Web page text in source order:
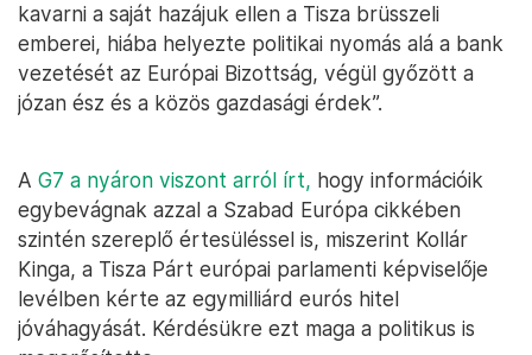
kavarni a saját hazájuk ellen a Tisza brüsszeli
emberei, hiába helyezte politikai nyomás alá a bank
vezetését az Európai Bizottság, végül győzött a
józan ész és a közös gazdasági érdek”.
A G7 a nyáron viszont arról írt, hogy információik
egybevágnak azzal a Szabad Európa cikkében
szintén szereplő értesüléssel is, miszerint Kollár
Kinga, a Tisza Párt európai parlamenti képviselője
levélben kérte az egymilliárd eurós hitel
jóváhagyását. Kérdésükre ezt maga a politikus is